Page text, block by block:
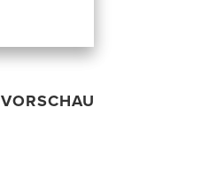
VORSCHAU